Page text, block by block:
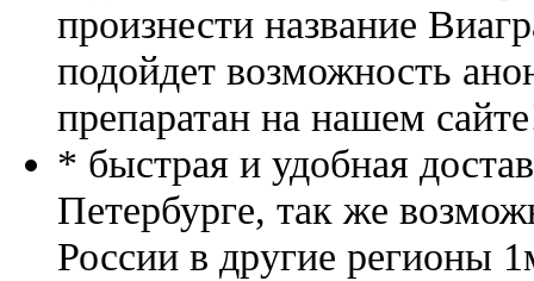
произнести название
подойдет возможность
препаратан на нашем
* быстрая и удобная
Петербурге, так же
России в другие регионы